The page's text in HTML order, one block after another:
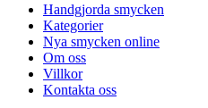
Handgjorda smycken
Kategorier
Nya smycken online
Om oss
Villkor
Kontakta oss